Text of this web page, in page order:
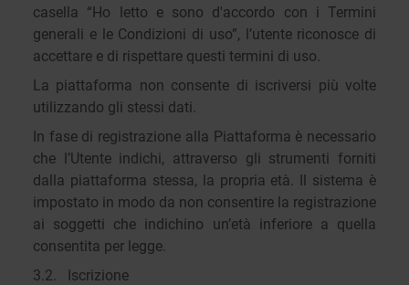
casella “Ho letto e sono d'accordo con i Termini
generali e le Condizioni di uso”, l’utente riconosce di
accettare e di rispettare questi termini di uso.
La piattaforma non consente di iscriversi più volte
utilizzando gli stessi dati.
In fase di registrazione alla Piattaforma è necessario
che l’Utente indichi, attraverso gli strumenti forniti
dalla piattaforma stessa, la propria età. Il sistema è
impostato in modo da non consentire la registrazione
ai soggetti che indichino un’età inferiore a quella
consentita per legge.
3.2. Iscrizione